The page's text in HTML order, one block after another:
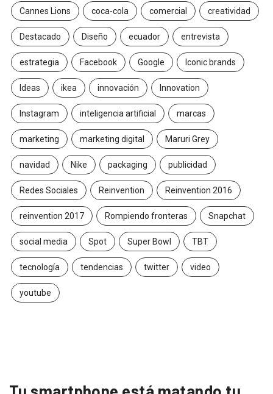
Cannes Lions coca-cola comercial creatividad
Destacado Diseño ecuador entrevista
estrategia Facebook Google Iconic brands
Ideas ikea innovación Innovation
Instagram inteligencia artificial marcas
marketing marketing digital Maruri Grey
navidad Nike packaging publicidad
Redes Sociales Reinvention Reinvention 2016
reinvention 2017 Rompiendo fronteras Snapchat
social media Spot Super Bowl TBT
tecnología tendencias twitter video
youtube